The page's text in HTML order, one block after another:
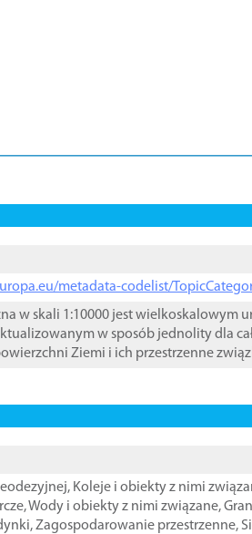
metadata-codelist/
w skali 1:10000 jest wielkoskalowym
w sposób jednolity dla
Ziemi i ich przestrzenne
, Koleje i obiekty z nimi
,Wody i obiekty z nimi związane,
,Zagospodarowanie przestrzenne,